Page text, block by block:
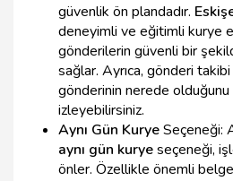
güvenlik ön plandadır.
deneyimli ve eğitimli kurye
gönderilerin güvenli bir
sağlar. Ayrıca, gönderi
gönderinin nerede olduğunu
izleyebilirsiniz.
Aynı Gün KuryeSeçeneği:
aynı gün kuryeseçeneği,
önler. Özellikle önemli